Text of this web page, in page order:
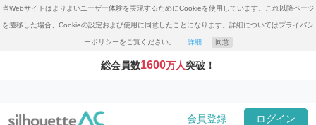
当Webサイトはよりよいユーザー体験を実現するためにCookieを使用しています。これ以降ページ
を遷移した場合、Cookieの設定および使用に同意したことになります。詳細についてはプライバシ
ーポリシーをご覧ください。 詳細 同意
総会員数1600万人突破！
会員登録 ログイン